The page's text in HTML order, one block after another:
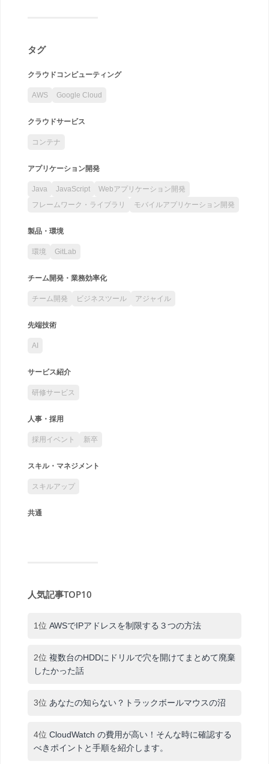
タグ
クラウドコンピューティング
AWS Google Cloud
クラウドサービス
コンテナ
アプリケーション開発
Java JavaScript
Webアプリケーション開発
フレームワーク・ライブラリ
モバイルアプリケーション開発
製品・環境
環境 GitLab
チーム開発・業務効率化
チーム開発 ビジネスツール アジャイル
先端技術
AI
サービス紹介
研修サービス
人事・採用
採用イベント 新卒
スキル・マネジメント
スキルアップ
共通
人気記事TOP10
1位 AWSでIPアドレスを制限する３つの方法
2位 複数台のHDDにドリルで穴を開けてまとめて廃棄
したかった話
3位 あなたの知らない？トラックボールマウスの沼
4位 CloudWatch の費用が高い！そんな時に確認する
べきポイントと手順を紹介します。